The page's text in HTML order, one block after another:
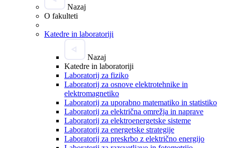
Nazaj
O fakulteti
Katedre in laboratoriji
Nazaj
Katedre in laboratoriji
Laboratorij za fiziko
Laboratorij za osnove elektrotehnike in
elektromagnetiko
Laboratorij za uporabno matematiko in statistiko
Laboratorij za električna omrežja in naprave
Laboratorij za elektroenergetske sisteme
Laboratorij za energetske strategije
Laboratorij za preskrbo z električno energijo